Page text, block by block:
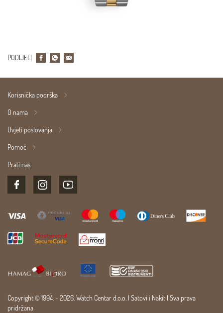
PODIJELI
Korisnička podrška
O nama
Uvjeti poslovanja
Pomoć
Prati nas
Copyright © 1994. - 2026. Watch Centar d.o.o. | Satovi i Nakit | Sva prava
pridržana